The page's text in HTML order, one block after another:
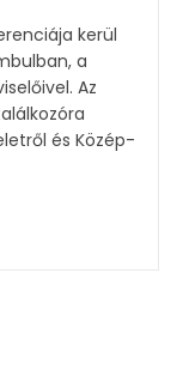
kerül
a
Az
és Közép-